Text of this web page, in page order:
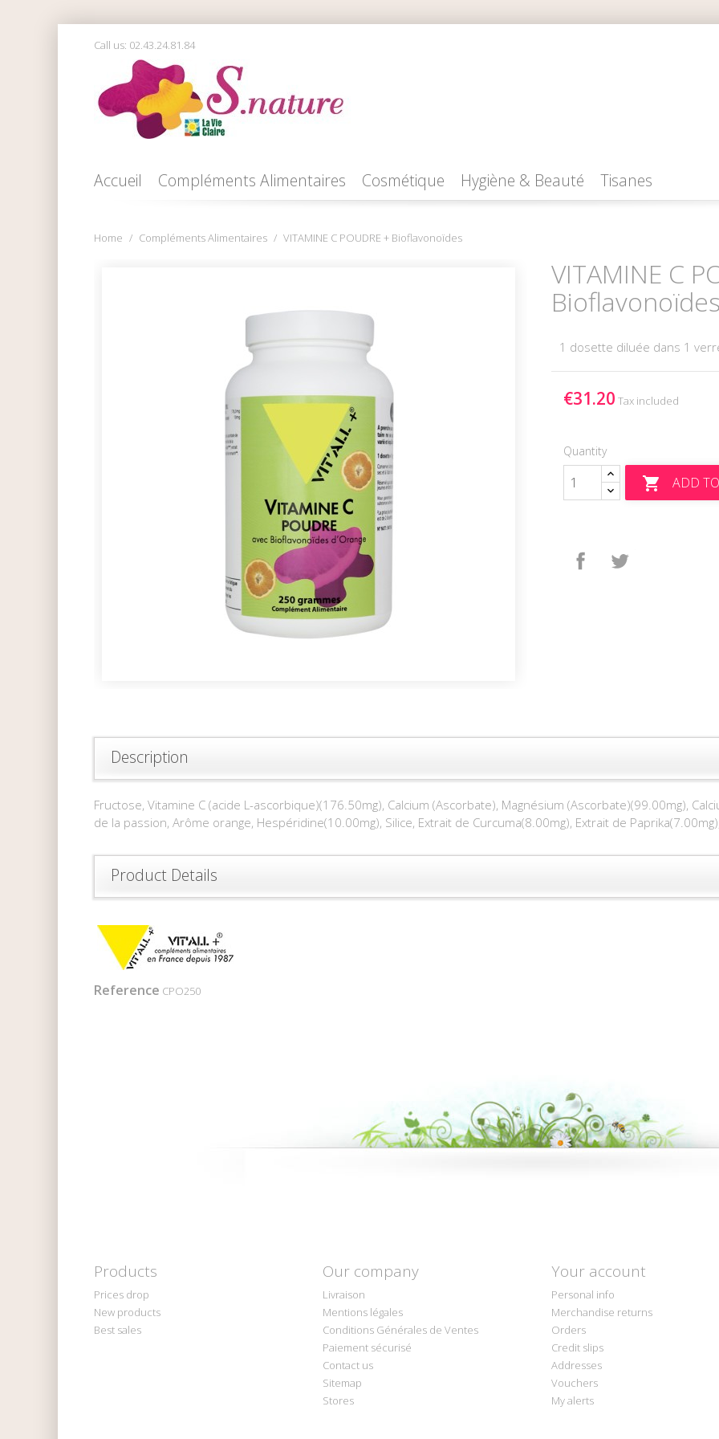
Call us: 02.43.24.81.84
Accueil Compléments Alimentaires Cosmétique Hygiène & Beauté Tisanes
Home Compléments Alimentaires VITAMINE C POUDRE + Bioflavonoïdes
VITAMINE C
1 dosette diluée dans 1
€31.20 Tax included
Quantity
 ADD
Share
Description
Fructose, Vitamine C (acide L-ascorbique)(176.50mg), Calcium (Ascorbate), Magnésium (Ascorbate)(99.00mg),
de la passion, Arôme orange, Hespéridine(10.00mg), Silice, Extrait de Curcuma(8.00mg), Extrait de
Product Details
Reference CPO250
Products
Prices drop
New products
Best sales
Our company
Livraison
Mentions légales
Conditions Générales de Ventes
Paiement sécurisé
Contact us
Sitemap
Stores
Your account
Personal info
Merchandise returns
Orders
Credit slips
Addresses
Vouchers
My alerts